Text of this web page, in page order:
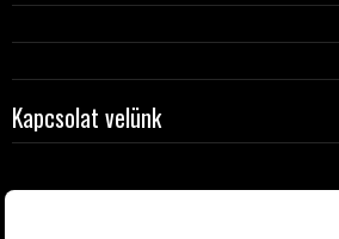
Kapcsolat velünk